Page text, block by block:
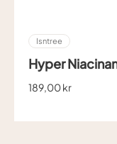
Isntree
Hyper
189,00 kr